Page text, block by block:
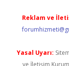
Reklam ve
Yasal Uyarı:
ve İletişim